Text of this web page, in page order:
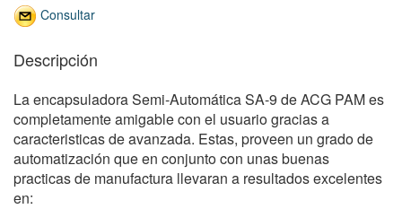
Consultar
Descripción
La encapsuladora Semi-Automática SA-9 de ACG PAM es
completamente amigable con el usuario gracias a
caracteristicas de avanzada. Estas, proveen un grado de
automatización que en conjunto con unas buenas
practicas de manufactura llevaran a resultados excelentes
en: